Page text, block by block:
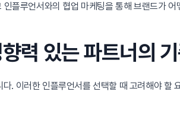
플루언서와의 협업 마케팅을 통해 브랜드가
력 있는 파트너의
. 이러한 인플루언서를 선택할 때 고려해야 할